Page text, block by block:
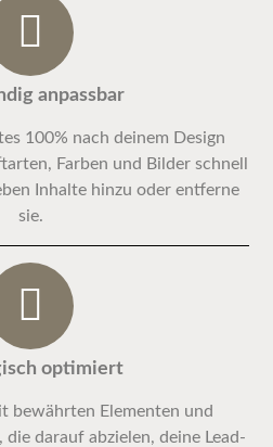
anpassbar
100% nach deinem Design
Farben und Bilder schnell
Inhalte hinzu oder entferne
sie.
optimiert
bewährten Elementen und
darauf abzielen, deine Lead-